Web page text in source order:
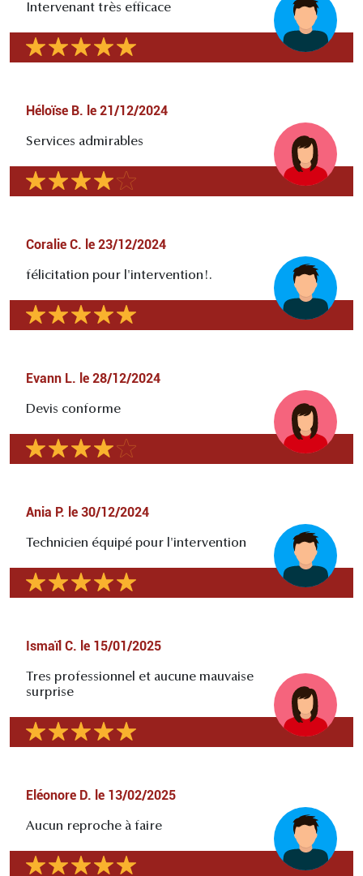
Intervenant très efficace
Héloïse B. le 21/12/2024
Services admirables
Coralie C. le 23/12/2024
félicitation pour l'intervention!.
Evann L. le 28/12/2024
Devis conforme
Ania P. le 30/12/2024
Technicien équipé pour l'intervention
Ismaïl C. le 15/01/2025
Tres professionnel et aucune mauvaise
surprise
Eléonore D. le 13/02/2025
Aucun reproche à faire